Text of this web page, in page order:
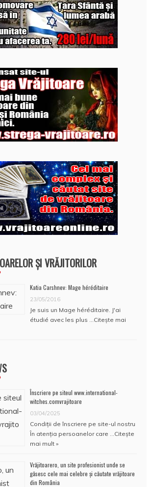
ȘI VRĂJITORILOR
Katia Carshnev: Mage héréditaire
23/05/2016
Je suis un Mage héréditaire. J'ai
étudié avec les plus … Citește mai
Înscriere pe siteul www.international-
witches.comvrajitoare
03/04/2025
Condiţii de înscriere pe site-ul nostru
În atenţia persoanelor care … Citește
mai mult »
Vrăjitoarero, un site profesionist unde se
găsesc cele mai celebre și căutate vrăjitoare
din România